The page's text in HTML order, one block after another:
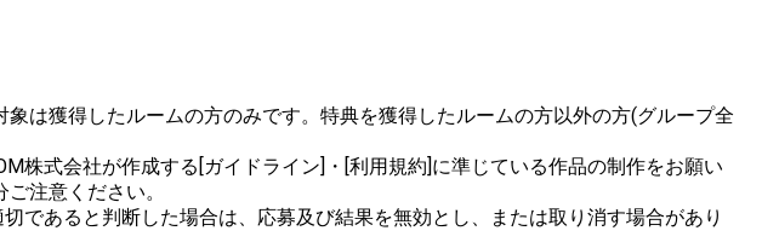
は獲得したルームの方のみです。特典を獲得したルームの方以外の方(グループ全
株式会社が作成する[ガイドライン]・[利用規約]に準じている作品の制作をお願い
注意ください。
であると判断した場合は、応募及び結果を無効とし、または取り消す場合があり